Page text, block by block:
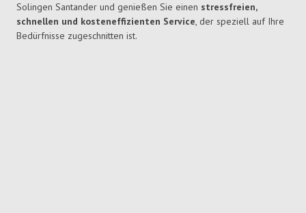
Solingen Santander und genießen Sie einen stressfreien,
schnellen und kosteneffizienten Service, der speziell auf Ihre
Bedürfnisse zugeschnitten ist.